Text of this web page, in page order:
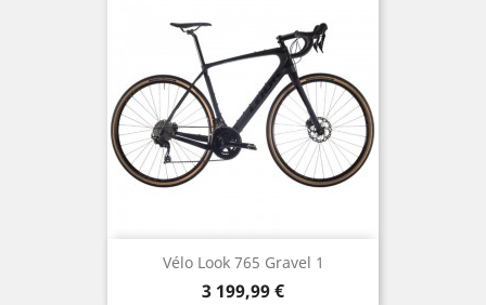
Vélo Look 765 Gravel 1
Prix
3 199,99 €